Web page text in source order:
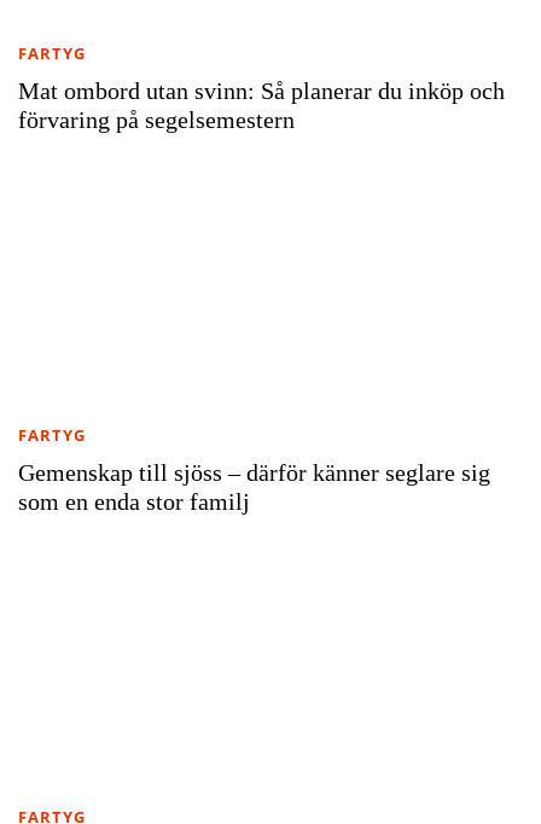
Mat ombord utan svinn: Så planerar du inköp och
förvaring på segelsemestern
FARTYG
Gemenskap till sjöss – därför känner seglare sig
som en enda stor familj
FARTYG
FARTYG